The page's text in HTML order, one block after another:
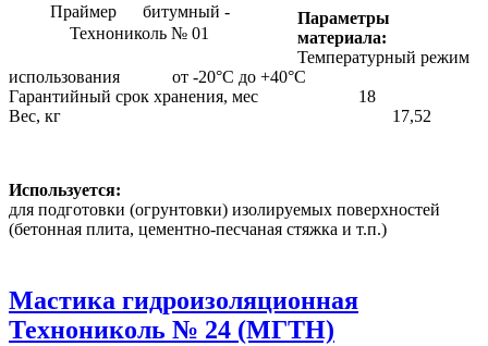
Праймер битумный -
Технониколь № 01
Параметры
материала:
Температурный режим
использования от -20°С до +40°С
Гарантийный срок хранения, мес 18
Вес, кг 17,52
Используется:
для подготовки (огрунтовки) изолируемых поверхностей
(бетонная плита, цементно-песчаная стяжка и т.п.)
Мастика гидроизоляционная
Технониколь № 24 (МГТН)